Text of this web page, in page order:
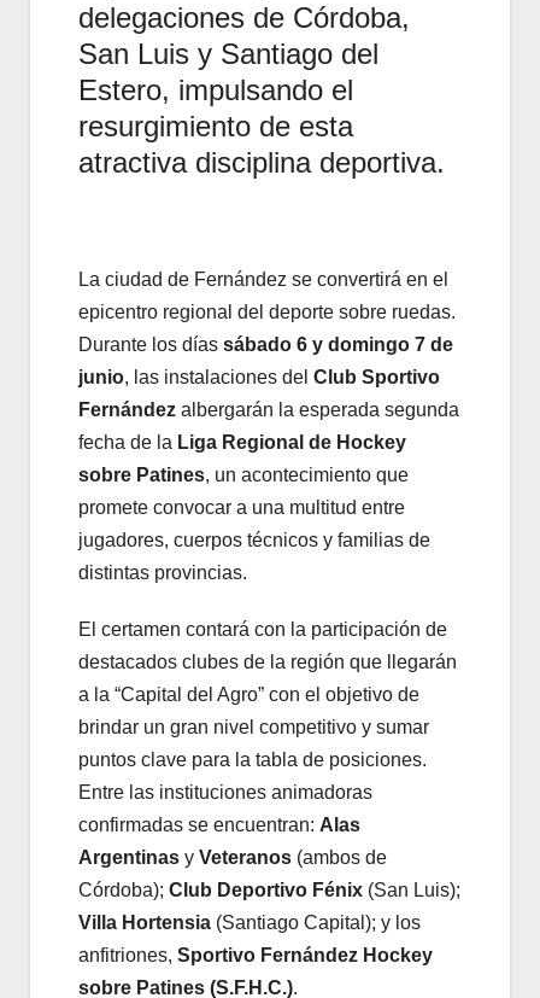
delegaciones de Córdoba,
San Luis y Santiago del
Estero, impulsando el
resurgimiento de esta
atractiva disciplina deportiva.
La ciudad de Fernández se convertirá en el
epicentro regional del deporte sobre ruedas.
Durante los días sábado 6 y domingo 7 de
junio, las instalaciones del Club Sportivo
Fernández albergarán la esperada segunda
fecha de la Liga Regional de Hockey
sobre Patines, un acontecimiento que
promete convocar a una multitud entre
jugadores, cuerpos técnicos y familias de
distintas provincias.
El certamen contará con la participación de
destacados clubes de la región que llegarán
a la “Capital del Agro” con el objetivo de
brindar un gran nivel competitivo y sumar
puntos clave para la tabla de posiciones.
Entre las instituciones animadoras
confirmadas se encuentran: Alas
Argentinas y Veteranos (ambos de
Córdoba); Club Deportivo Fénix (San Luis);
Villa Hortensia (Santiago Capital); y los
anfitriones, Sportivo Fernández Hockey
sobre Patines (S.F.H.C.).